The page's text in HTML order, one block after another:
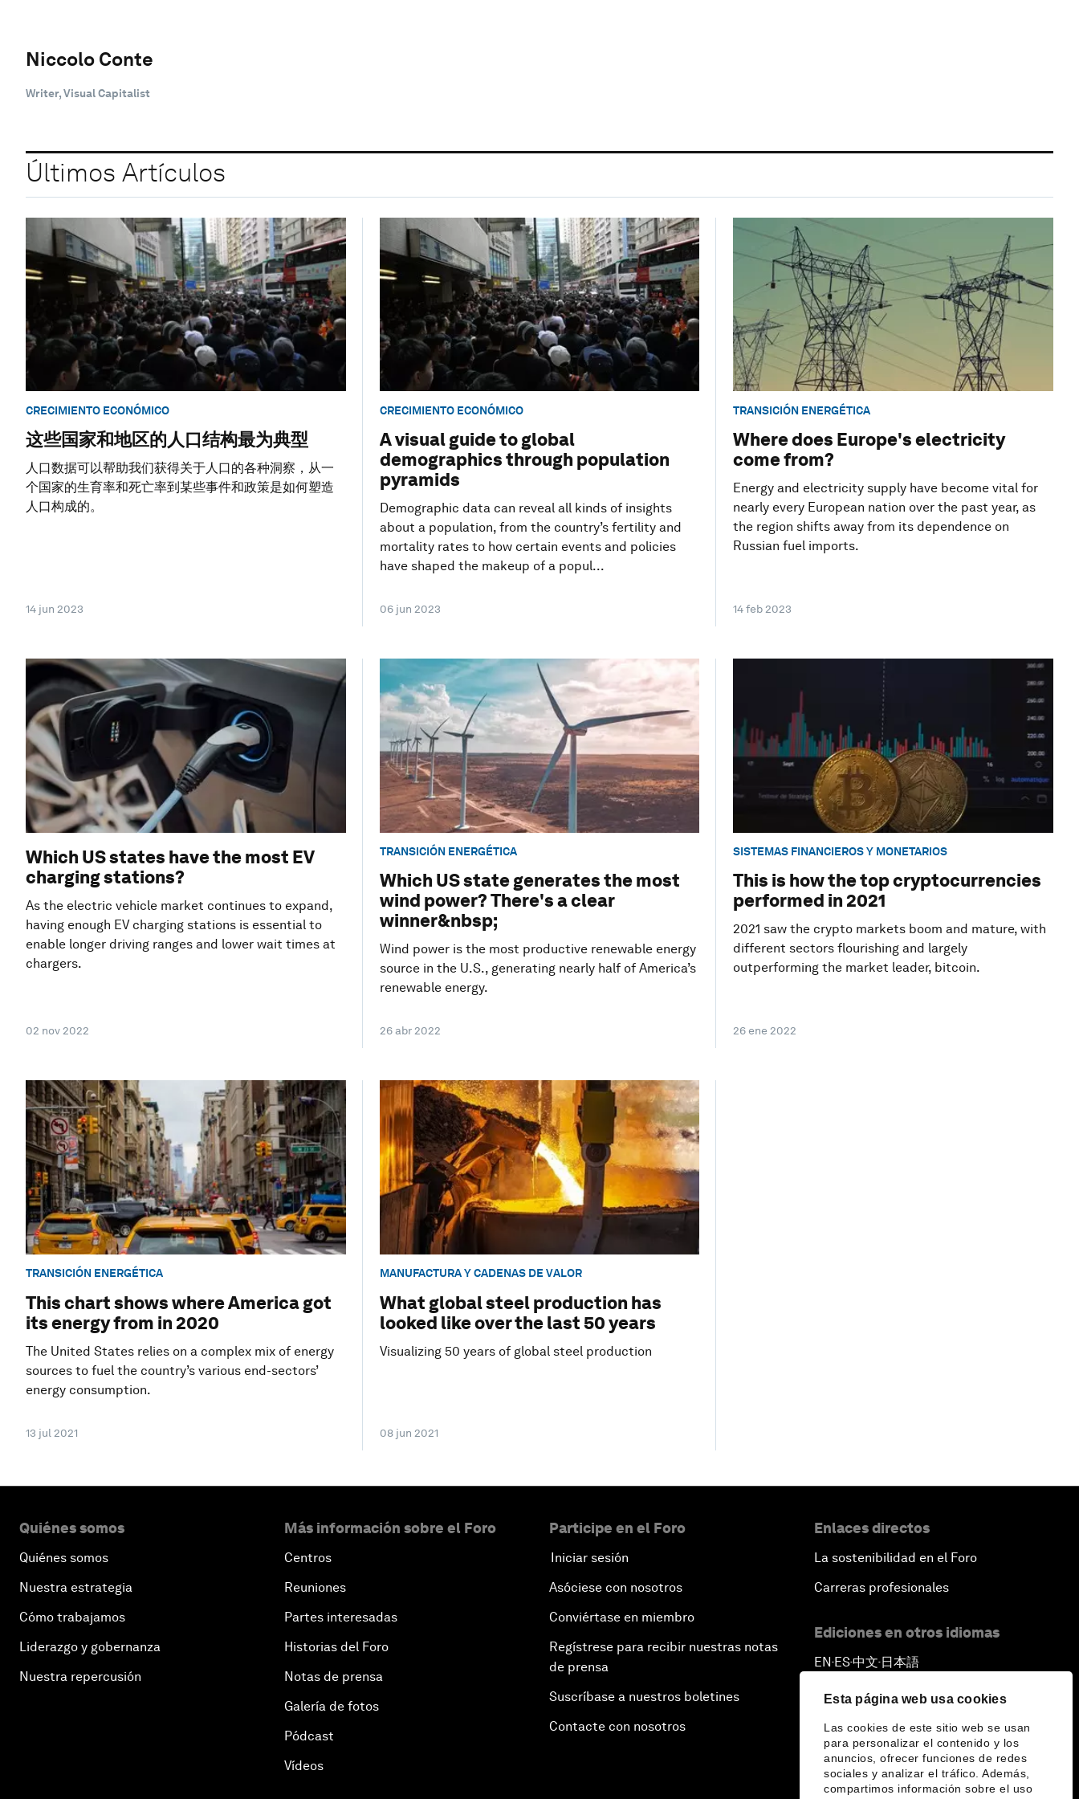
Esta página web usa cookies
Las cookies de este sitio web se usan
para personalizar el contenido y los
anuncios, ofrecer funciones de redes
sociales y analizar el tráfico. Además,
compartimos información sobre el uso
Niccolo Conte
Writer, Visual Capitalist
Últimos Artículos
CRECIMIENTO ECONÓMICO
这些国家和地区的人口结构最为典型
人口数据可以帮助我们获得关于人口的各种洞察，从一
个国家的生育率和死亡率到某些事件和政策是如何塑造
人口构成的。
14 jun 2023
CRECIMIENTO ECONÓMICO
A visual guide to global
demographics through population
pyramids
Demographic data can reveal all kinds of insights
about a population, from the country’s fertility and
mortality rates to how certain events and policies
have shaped the makeup of a popul...
06 jun 2023
TRANSICIÓN ENERGÉTICA
Where does Europe's electricity
come from?
Energy and electricity supply have become vital for
nearly every European nation over the past year, as
the region shifts away from its dependence on
Russian fuel imports.
14 feb 2023
Which US states have the most EV
charging stations?
As the electric vehicle market continues to expand,
having enough EV charging stations is essential to
enable longer driving ranges and lower wait times at
chargers.
02 nov 2022
TRANSICIÓN ENERGÉTICA
Which US state generates the most
wind power? There's a clear
winner&nbsp;
Wind power is the most productive renewable energy
source in the U.S., generating nearly half of America’s
renewable energy.
26 abr 2022
SISTEMAS FINANCIEROS Y MONETARIOS
This is how the top cryptocurrencies
performed in 2021
2021 saw the crypto markets boom and mature, with
different sectors flourishing and largely
outperforming the market leader, bitcoin.
26 ene 2022
TRANSICIÓN ENERGÉTICA
This chart shows where America got
its energy from in 2020
The United States relies on a complex mix of energy
sources to fuel the country’s various end-sectors’
energy consumption.
13 jul 2021
MANUFACTURA Y CADENAS DE VALOR
What global steel production has
looked like over the last 50 years
Visualizing 50 years of global steel production
08 jun 2021
Quiénes somos
Quiénes somos
Nuestra estrategia
Cómo trabajamos
Liderazgo y gobernanza
Nuestra repercusión
Más información sobre el Foro
Centros
Reuniones
Partes interesadas
Historias del Foro
Notas de prensa
Galería de fotos
Pódcast
Vídeos
Participe en el Foro
Iniciar sesión
Asóciese con nosotros
Conviértase en miembro
Regístrese para recibir nuestras notas
de prensa
Suscríbase a nuestros boletines
Contacte con nosotros
Enlaces directos
La sostenibilidad en el Foro
Carreras profesionales
Ediciones en otros idiomas
EN ▪ES▪中文▪ 日本語